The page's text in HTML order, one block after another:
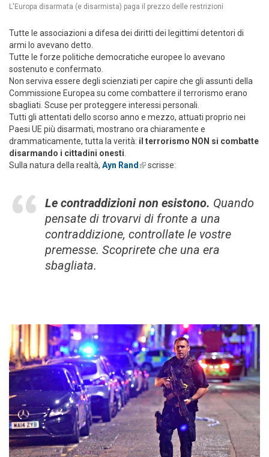
L'Europa disarmata (e disarmista) paga il prezzo delle restrizioni
Tutte le associazioni a difesa dei diritti dei legittimi detentori di
armi lo avevano detto.
Tutte le forze politiche democratiche europee lo avevano
sostenuto e confermato.
Non serviva essere degli scienziati per capire che gli assunti della
Commissione Europea su come combattere il terrorismo erano
sbagliati. Scuse per proteggere interessi personali.
Tutti gli attentati dello scorso anno e mezzo, attuati proprio nei
Paesi UE più disarmati, mostrano ora chiaramente e
drammaticamente, tutta la verità: il terrorismo NON si combatte
disarmando i cittadini onesti
Sulla natura della realtà, Ayn Rand (link is external)
scrisse:
Le contraddizioni non esistono. Quando
pensate di trovarvi di fronte a una
contraddizione, controllate le vostre
premesse. Scoprirete che una era
sbagliata.